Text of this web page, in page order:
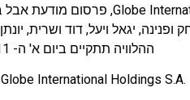
Globe
, פרסום מודעת אבל
יגאל ויעל, דוד ושרית,
ההלוויה תתקיים ביום א' ה- 17.4.11, בשעה 11:00, בשער אורן, בית העלמין שדה יהושע, חיפה.
.Margrit & Yaakov Chai Globe International Holdings S.A מנחמים את משפחת חי על מותו של יעקב חי.